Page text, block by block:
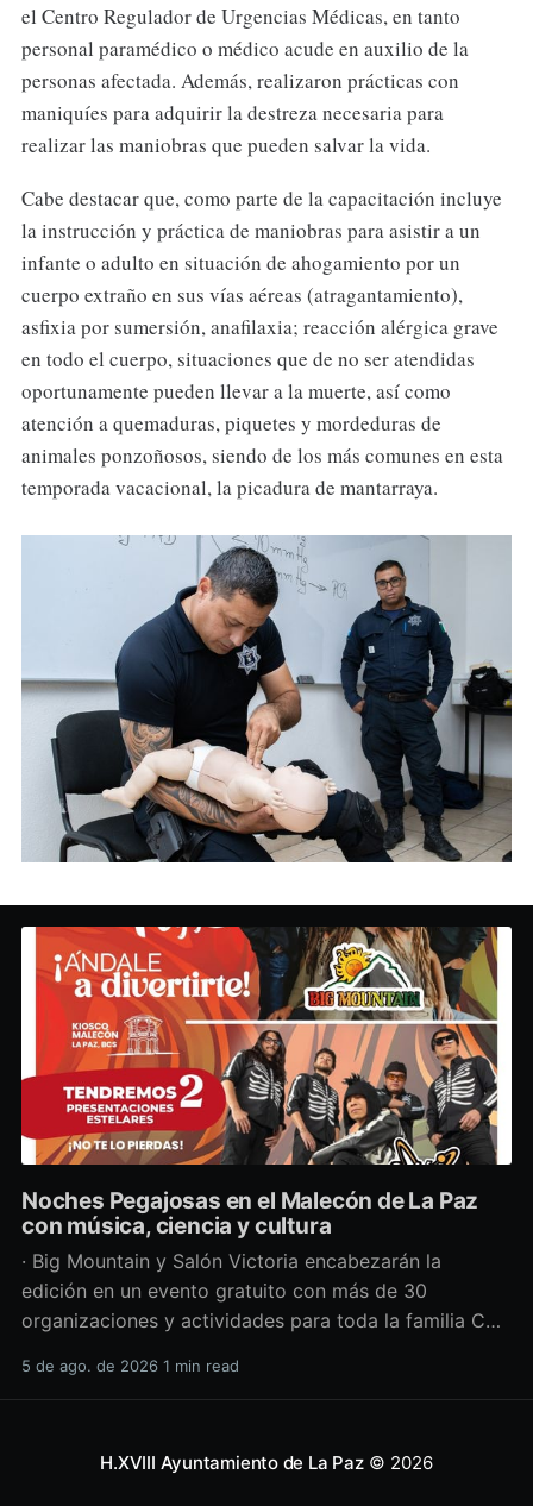
el Centro Regulador de Urgencias Médicas, en tanto
personal paramédico o médico acude en auxilio de la
personas afectada. Además, realizaron prácticas con
maniquíes para adquirir la destreza necesaria para
realizar las maniobras que pueden salvar la vida.
Cabe destacar que, como parte de la capacitación incluye
la instrucción y práctica de maniobras para asistir a un
infante o adulto en situación de ahogamiento por un
cuerpo extraño en sus vías aéreas (atragantamiento),
asfixia por sumersión, anafilaxia; reacción alérgica grave
en todo el cuerpo, situaciones que de no ser atendidas
oportunamente pueden llevar a la muerte, así como
atención a quemaduras, piquetes y mordeduras de
animales ponzoñosos, siendo de los más comunes en esta
temporada vacacional, la picadura de mantarraya.
Noches Pegajosas en el Malecón de La Paz
con música, ciencia y cultura
· Big Mountain y Salón Victoria encabezarán la
edición en un evento gratuito con más de 30
organizaciones y actividades para toda la familia Con
divulgación científica y actividades culturales
5 de ago. de 2026 1 min read
H.XVIII Ayuntamiento de La Paz© 2026